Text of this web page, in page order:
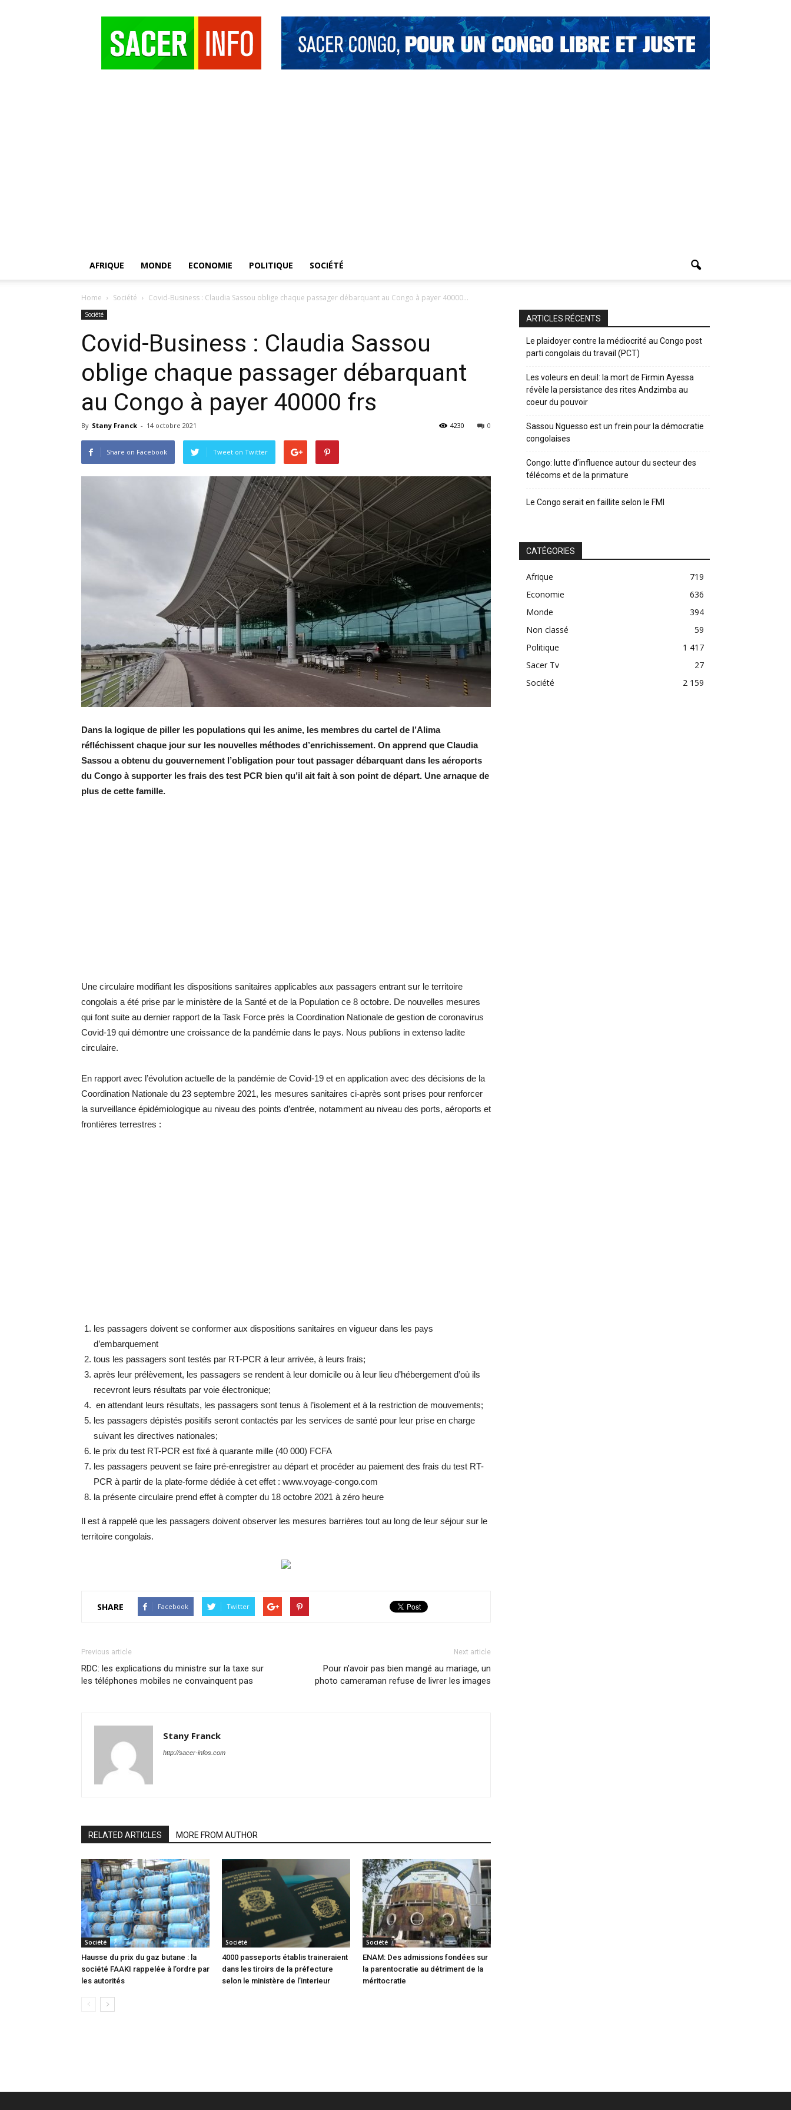
AFRIQUE MONDE ECONOMIE POLITIQUE SOCIÉTÉ
Home Société Covid-Business : Claudia Sassou oblige chaque passager débarquant au Congo à payer 40000...
Société
Covid-Business : Claudia Sassou
oblige chaque passager débarquant
au Congo à payer 40000 frs
By Stany Franck - 14 octobre 2021 0
4230
Share on Facebook Tweet on Twitter
Dans la logique de piller les populations qui les anime, les membres du cartel de l’Alima
réfléchissent chaque jour sur les nouvelles méthodes d’enrichissement. On apprend que Claudia
Sassou a obtenu du gouvernement l’obligation pour tout passager débarquant dans les aéroports
du Congo à supporter les frais des test PCR bien qu’il ait fait à son point de départ. Une arnaque de
plus de cette famille.
Une circulaire modifiant les dispositions sanitaires applicables aux passagers entrant sur le territoire
congolais a été prise par le ministère de la Santé et de la Population ce 8 octobre. De nouvelles mesures
qui font suite au dernier rapport de la Task Force près la Coordination Nationale de gestion de coronavirus
Covid-19 qui démontre une croissance de la pandémie dans le pays. Nous publions in extenso ladite
circulaire.
En rapport avec l’évolution actuelle de la pandémie de Covid-19 et en application avec des décisions de la
Coordination Nationale du 23 septembre 2021, les mesures sanitaires ci-après sont prises pour renforcer
la surveillance épidémiologique au niveau des points d’entrée, notamment au niveau des ports, aéroports et
frontières terrestres :
les passagers doivent se conformer aux dispositions sanitaires en vigueur dans les pays
d’embarquement
tous les passagers sont testés par RT-PCR à leur arrivée, à leurs frais;
après leur prélèvement, les passagers se rendent à leur domicile ou à leur lieu d’hébergement d’où ils
recevront leurs résultats par voie électronique;
en attendant leurs résultats, les passagers sont tenus à l’isolement et à la restriction de mouvements;
les passagers dépistés positifs seront contactés par les services de santé pour leur prise en charge
suivant les directives nationales;
le prix du test RT-PCR est fixé à quarante mille (40 000) FCFA
les passagers peuvent se faire pré-enregistrer au départ et procéder au paiement des frais du test RT-
PCR à partir de la plate-forme dédiée à cet effet : www.voyage-congo.com
la présente circulaire prend effet à compter du 18 octobre 2021 à zéro heure
Il est à rappelé que les passagers doivent observer les mesures barrières tout au long de leur séjour sur le
territoire congolais.
SHARE Facebook Twitter
Previous article
RDC: les explications du ministre sur la taxe sur
les téléphones mobiles ne convainquent pas
Next article
Pour n’avoir pas bien mangé au mariage, un
photo cameraman refuse de livrer les images
Stany Franck
http://sacer-infos.com
RELATED ARTICLES MORE FROM AUTHOR
Société
Hausse du prix du gaz butane : la
société FAAKI rappelée à l’ordre par
les autorités
Société
4000 passeports établis traineraient
dans les tiroirs de la préfecture
selon le ministère de l’interieur
Société
ENAM: Des admissions fondées sur
la parentocratie au détriment de la
méritocratie
ARTICLES RÉCENTS
Le plaidoyer contre la médiocrité au Congo post
parti congolais du travail (PCT)
Les voleurs en deuil: la mort de Firmin Ayessa
révèle la persistance des rites Andzimba au
coeur du pouvoir
Sassou Nguesso est un frein pour la démocratie
congolaises
Congo: lutte d’influence autour du secteur des
télécoms et de la primature
Le Congo serait en faillite selon le FMI
CATÉGORIES
Afrique
719
Economie
636
Monde
394
Non classé
59
Politique
1 417
Sacer Tv
27
Société
2 159